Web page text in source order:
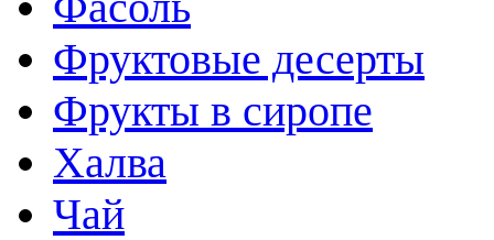
Фруктовые десерты
Фрукты в сиропе
Халва
Чай